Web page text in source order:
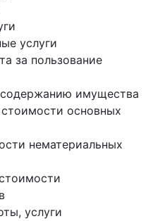
услуги
за пользование
имущества
основных
нематериальных
услуги